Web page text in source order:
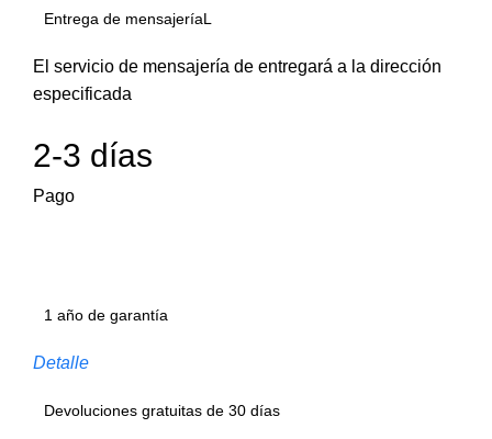
Entrega de mensajeríaL
El servicio de mensajería de entregará a la dirección
especificada
2-3 días
Pago
1 año de garantía
Detalle
Devoluciones gratuitas de 30 días